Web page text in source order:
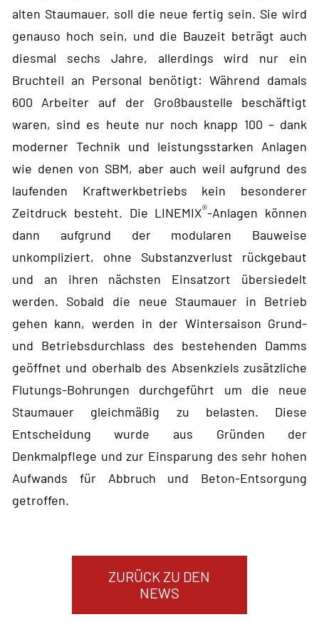
alten Staumauer, soll die neue fertig sein. Sie wird
genauso hoch sein, und die Bauzeit beträgt auch
diesmal sechs Jahre, allerdings wird nur ein
Bruchteil an Personal benötigt: Während damals
600 Arbeiter auf der Großbaustelle beschäftigt
waren, sind es heute nur noch knapp 100 – dank
moderner Technik und leistungsstarken Anlagen
wie denen von SBM, aber auch weil aufgrund des
laufenden Kraftwerkbetriebs kein besonderer
Zeitdruck besteht. Die LINEMIX®-Anlagen können
dann aufgrund der modularen Bauweise
unkompliziert, ohne Substanzverlust rückgebaut
und an ihren nächsten Einsatzort übersiedelt
werden. Sobald die neue Staumauer in Betrieb
gehen kann, werden in der Wintersaison Grund-
und Betriebsdurchlass des bestehenden Damms
geöffnet und oberhalb des Absenkziels zusätzliche
Flutungs-Bohrungen durchgeführt um die neue
Staumauer gleichmäßig zu belasten. Diese
Entscheidung wurde aus Gründen der
Denkmalpflege und zur Einsparung des sehr hohen
Aufwands für Abbruch und Beton-Entsorgung
getroffen.
ZURÜCK ZU DEN
NEWS